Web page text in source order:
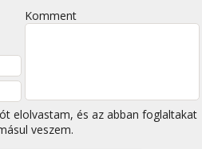
Komment
elolvastam, és az abban foglaltakat
veszem.